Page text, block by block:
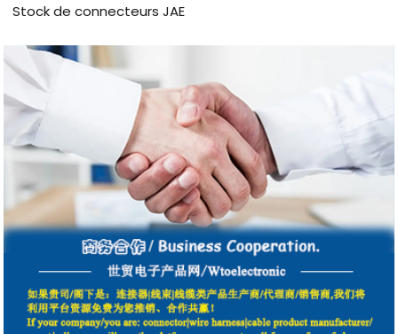
Stock de connecteurs JAE